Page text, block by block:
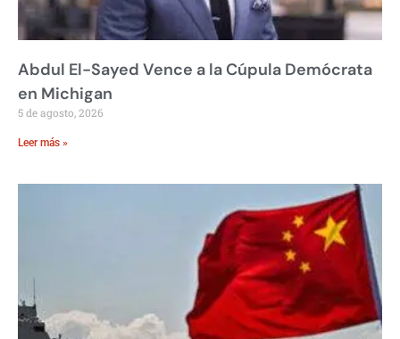
Abdul El-Sayed Vence a la Cúpula Demócrata
en Michigan
5 de agosto, 2026
Leer más »